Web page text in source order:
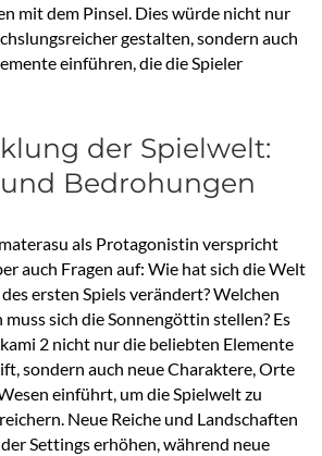
mit dem Pinsel. Dies würde nicht nur
gestalten, sondern auch
einführen, die die Spieler
der Spielwelt:
Bedrohungen
als Protagonistin verspricht
auch Fragen auf: Wie hat sich die Welt
ersten Spiels verändert? Welchen
sich die Sonnengöttin stellen? Es
2 nicht nur die beliebten Elemente
sondern auch neue Charaktere, Orte
einführt, um die Spielwelt zu
Neue Reiche und Landschaften
Settings erhöhen, während neue